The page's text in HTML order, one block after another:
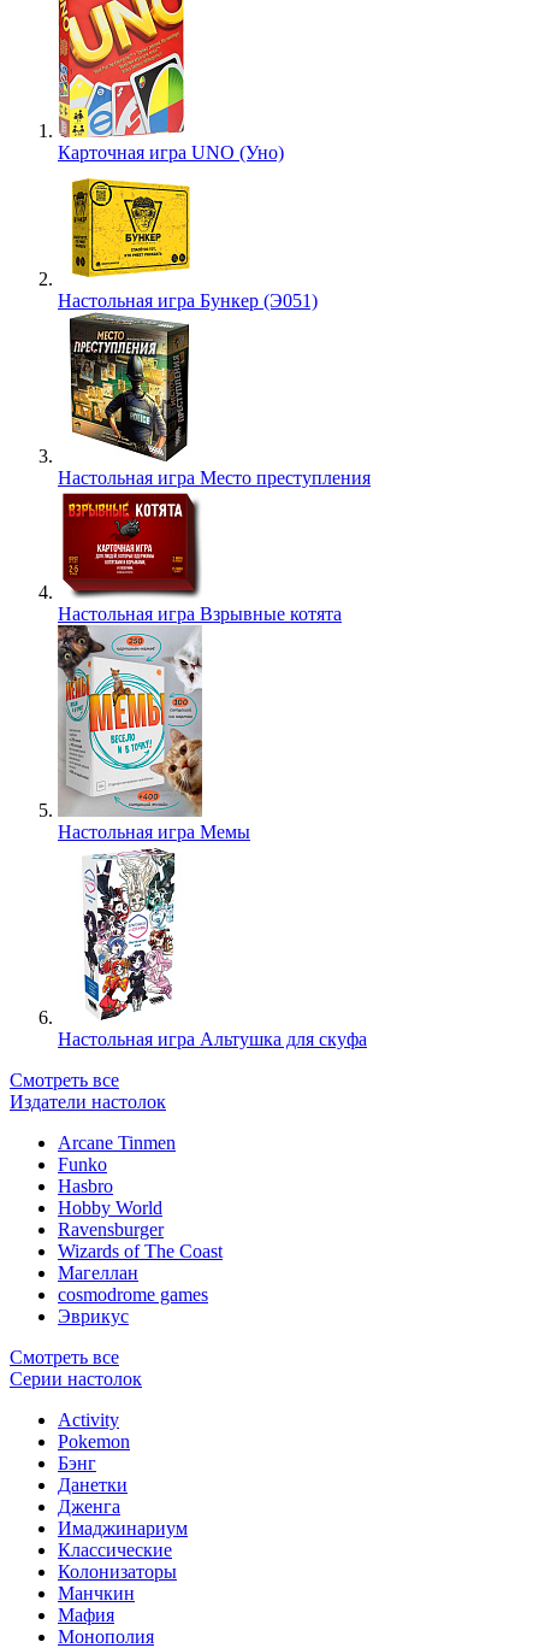
Карточная игра UNO (Уно)
Настольная игра Бункер (Э051)
Настольная игра Место преступления
Настольная игра Взрывные котята
Настольная игра Мемы
Настольная игра Альтушка для скуфа
Смотреть все
Издатели настолок
Arcane Tinmen
Funko
Hasbro
Hobby World
Ravensburger
Wizards of The Coast
Магеллан
сosmodrome games
Эврикус
Смотреть все
Серии настолок
Activity
Pokemon
Бэнг
Данетки
Дженга
Имаджинариум
Классические
Колонизаторы
Манчкин
Мафия
Монополия